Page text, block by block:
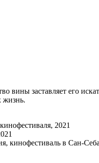
заставляет его
жизнь.
2021
кинофестиваль в Сан-